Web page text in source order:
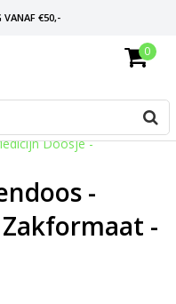
VANAF €50,-
BEDENKTIJD
0
Doosje -
-
-